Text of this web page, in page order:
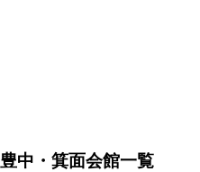
中・箕面会館一覧